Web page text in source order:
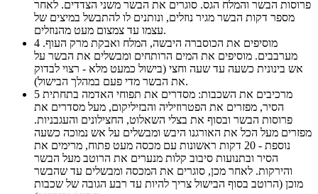
פרוסות הבשר והמלח הגס. סוגרים את הבשר משני הצדדים. לאחר
מספר דקות הבשר מגיר נוזלים, ונותנים לו להתבשל במיצים של
עצמו עד צמצום מעט מהנוזלים.
4
מערבבים. מוסיפים את המים הרותחים ומבשלים את הבשר על
אש בינונית כשעה עד שעה וחצי (בישול כמעט מלא - רצוי לבדוק
את הבשר מדי פעם במהלך הבישול).
5
הסיר, מפזרים את הפטרוזיליה והבזיליקום, מעל מסדרים את
פרוסות הבשר ובסוף את בצלי השאלוט, החצילונים והעגבניות.
מפזרים מעל הכל את האורגנו היבש ומבשלים על אש נמוכה כשעה
נוספת - 20 דקות ראשונות עם מכסה מעט פתוח, מרימים את
הסיר ובתנועות סיבוב קלות מנערים את הרוטב מעל הבשר
והירקות. לאחר מכן, סוגרים את המכסה ומבשלים עד שהבשר
מוכן (הרוטב בסוף הבישול צריך להיות עד רבע הגובה של שכבות